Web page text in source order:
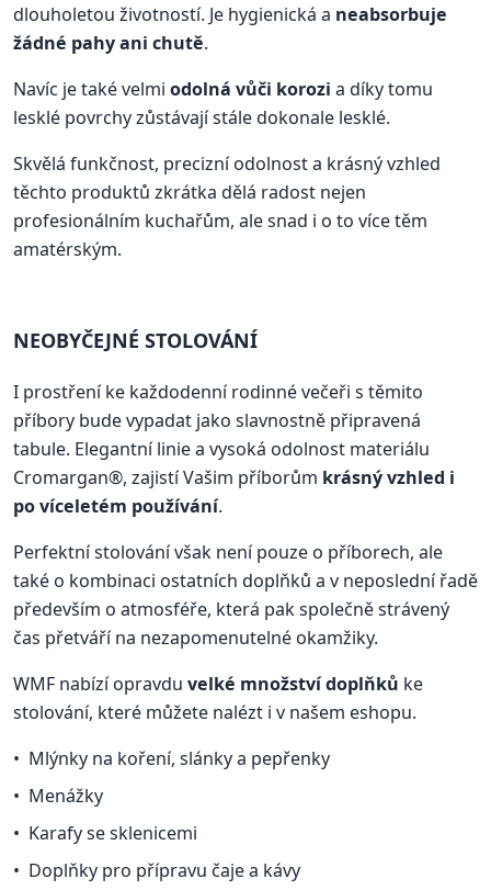
dlouholetou životností. Je hygienická a neabsorbuje
žádné pahy ani chutě.
Navíc je také velmi odolná vůči korozi a díky tomu
lesklé povrchy zůstávají stále dokonale lesklé.
Skvělá funkčnost, precizní odolnost a krásný vzhled
těchto produktů zkrátka dělá radost nejen
profesionálním kuchařům, ale snad i o to více těm
amatérským.
NEOBYČEJNÉ STOLOVÁNÍ
I prostření ke každodenní rodinné večeři s těmito
příbory bude vypadat jako slavnostně připravená
tabule. Elegantní linie a vysoká odolnost materiálu
Cromargan®, zajistí Vašim příborům krásný vzhled i
po víceletém používání.
Perfektní stolování však není pouze o příborech, ale
také o kombinaci ostatních doplňků a v neposlední řadě
především o atmosféře, která pak společně strávený
čas přetváří na nezapomenutelné okamžiky.
WMF nabízí opravdu velké množství doplňků ke
stolování, které můžete nalézt i v našem eshopu.
Mlýnky na koření, slánky a pepřenky
Menážky
Karafy se sklenicemi
Doplňky pro přípravu čaje a kávy